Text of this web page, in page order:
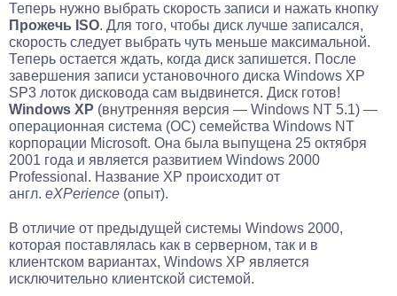
Теперь нужно выбрать скорость записи и нажать кнопку
Прожечь ISO. Для того, чтобы диск лучше записался,
скорость следует выбрать чуть меньше максимальной.
Теперь остается ждать, когда диск запишется. После
завершения записи установочного диска Windows XP
SP3 лоток дисковода сам выдвинется. Диск готов!
Windows XP (внутренняя версия — Windows NT 5.1) —
операционная система (ОС) семейства Windows NT
корпорации Microsoft. Она была выпущена 25 октября
2001 года и является развитием Windows 2000
Professional. Название XP происходит от
англ. eXPerience (опыт).
В отличие от предыдущей системы Windows 2000,
которая поставлялась как в серверном, так и в
клиентском вариантах, Windows XP является
исключительно клиентской системой.